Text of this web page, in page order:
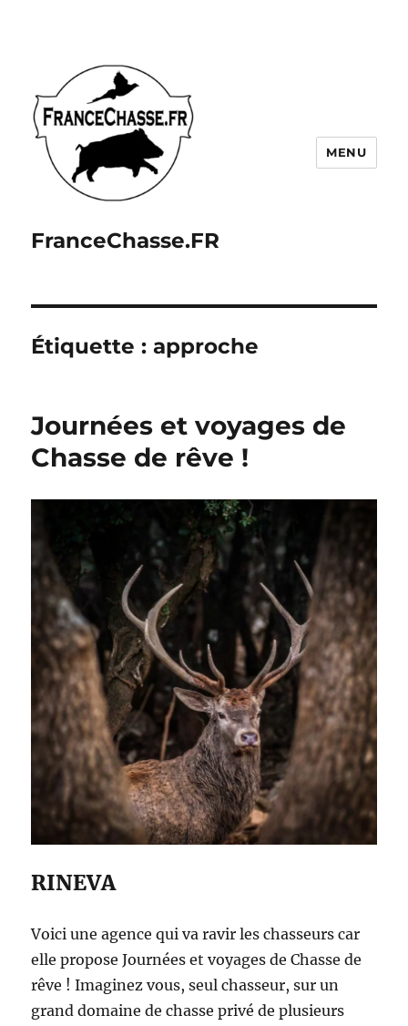
FranceChasse.FR
MENU
Étiquette :approche
Journées et voyages de
Chasse de rêve !
RINEVA
Voici une agence qui va ravir les chasseurs car
elle propose Journées et voyages de Chasse de
rêve ! Imaginez vous, seul chasseur, sur un
grand domaine de chasse privé de plusieurs